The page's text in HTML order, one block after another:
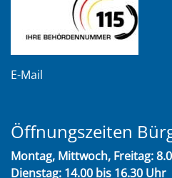
E-Mail
Öffnungszeiten
Montag, Mittwoch, Freitag:
Dienstag: 14.00 bis 16.30 Uhr